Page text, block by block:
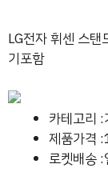
LG전자 휘센 스
기포함
카테고리
제품가격
로켓배송